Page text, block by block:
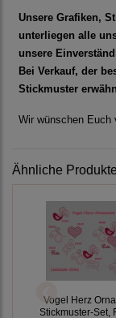
Unsere Grafiken,
unterliegen alle
unsere
Bei Verkauf, der
Stickmuster
Wir wünschen Euch
Ähnliche
Vogel Herz
Stickmuster-Set,